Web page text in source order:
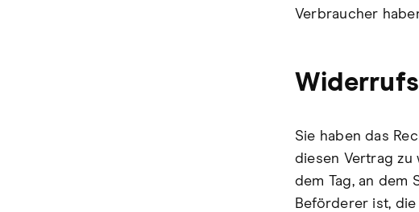
Verbraucher
Sie haben das
diesen Vertrag zu
dem Tag, an dem
Beförderer ist, die